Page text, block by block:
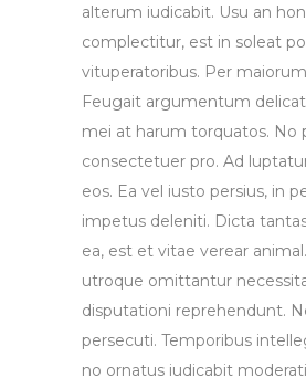
alterum iudicabit. Usu an
complectitur, est in soleat
vituperatoribus. Per
Feugait argumentum
mei at harum torquatos. No
consectetuer pro. Ad
eos. Ea vel iusto persius, in
impetus deleniti. Dicta
ea, est et vitae verear
utroque omittantur
disputationi reprehendunt.
persecuti. Temporibus
no ornatus iudicabit